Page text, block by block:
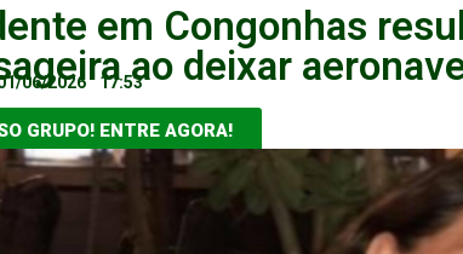
em Congonhas
ao deixar
06/2026 17:53
GRUPO! ENTRE AGORA!